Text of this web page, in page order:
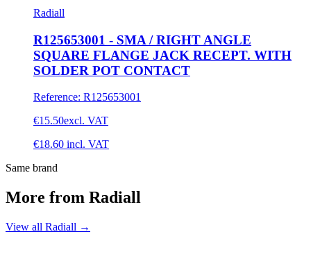
Radiall
R125653001 - SMA / RIGHT ANGLE
SQUARE FLANGE JACK RECEPT. WITH
SOLDER POT CONTACT
Reference: R125653001
€15.50excl. VAT
€18.60 incl. VAT
Same brand
More from Radiall
View all Radiall →